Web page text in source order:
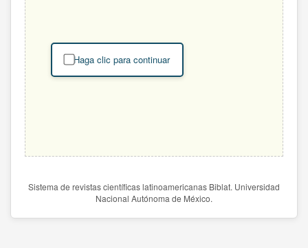
Haga clic para continuar
Sistema de revistas científicas latinoamericanas Biblat. Universidad
Nacional Autónoma de México.